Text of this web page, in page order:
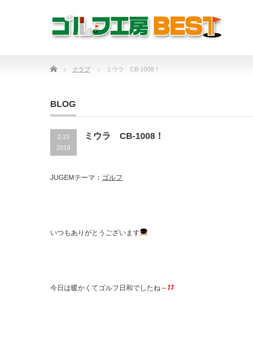
Home クラブ ミウラ CB-1008！
BLOG
2.15
2018
ミウラ CB-1008！
JUGEMテーマ： ゴルフ
いつもありがとうございます
今日は暖かくてゴルフ日和でしたね～